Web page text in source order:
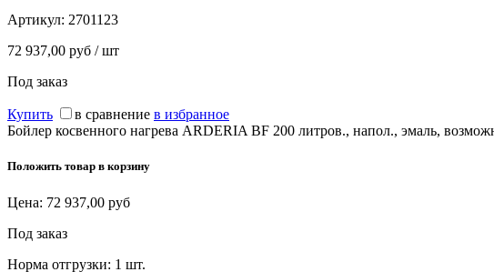
Артикул: 2701123
72 937,00 руб / шт
Под заказ
Купить в сравнение в избранное
Бойлер косвенного нагрева ARDERIA BF 200 литров., напол., эмаль,
Положить товар в корзину
Цена: 72 937,00 руб
Под заказ
Норма отгрузки: 1 шт.